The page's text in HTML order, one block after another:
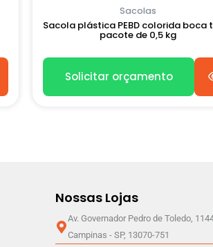
Sacolas
Sacola plástica PEBD colorida boca
pacote de 0,5 kg
Solicitar orçamento
Nossas Lojas
Av. Governador Pedro de Toledo,
Campinas - SP, 13070-751